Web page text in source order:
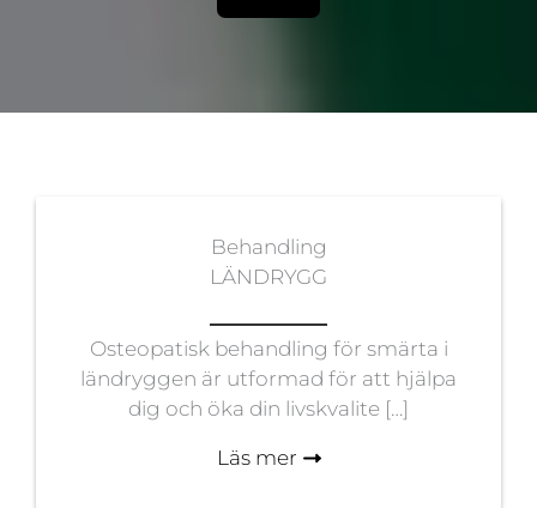
Behandling
LÄNDRYGG
Osteopatisk behandling för smärta i
ländryggen är utformad för att hjälpa
dig och öka din livskvalite […]
Läs mer